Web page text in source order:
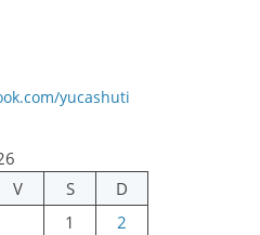
yucashuti
V S
D
1
2